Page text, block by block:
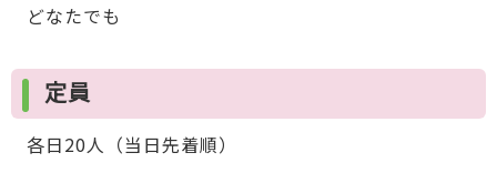
どなたでも
定員
各日20人（当日先着順）